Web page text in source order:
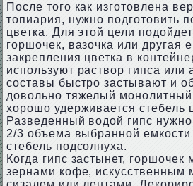
После того как изготовлена
топиария, нужно подготовить
цветка. Для этой цели
горшочек, вазочка или другая
закрепления цветка в
используют раствор гипса или
составы быстро застывают и
довольно тяжелый
хорошо удерживается стебель
Разведенный водой гипс нужно
2/3 объема выбранной емкости
стебель подсолнуха.
Когда гипс застынет, горшочек
зернами кофе, искусственным